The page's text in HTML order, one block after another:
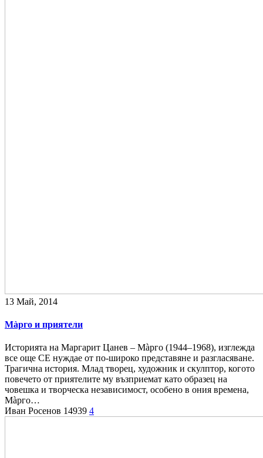
13 Май, 2014
Мàрго и приятели
Историята на Маргарит Цанев – Мàрго (1944–1968), изглежда
все още СЕ нуждае от по-широко представяне и разгласяване.
Трагична история. Млад творец, художник и скулптор, когото
повечето от приятелите му възприемат като образец на
човешка и творческа независимост, особено в ония времена,
Мàрго…
Иван Росенов 14939 4